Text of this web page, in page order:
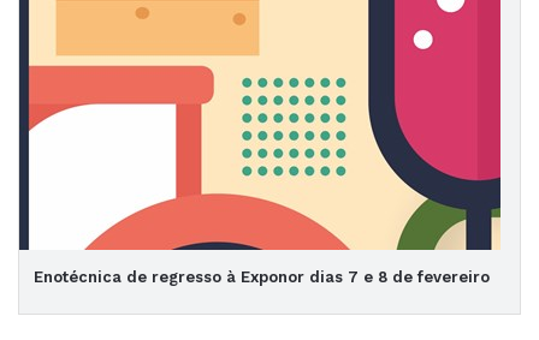
Enotécnica de regresso à Exponor dias 7 e 8 de fevereiro